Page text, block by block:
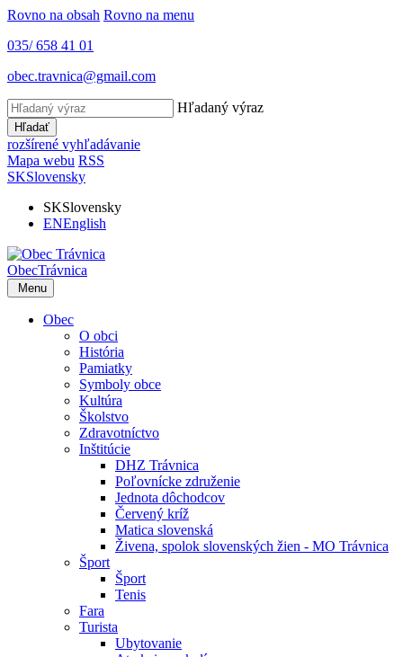
Rovno na obsah Rovno na menu
035/ 658 41 01
obec.travnica@gmail.com
Hľadaný výraz
Hľadať
rozšírené vyhľadávanie
Mapa webu RSS
SKSlovensky
SKSlovensky
ENEnglish
ObecTrávnica
Menu
Obec
O obci
História
Pamiatky
Symboly obce
Kultúra
Školstvo
Zdravotníctvo
Inštitúcie
DHZ Trávnica
Poľovnícke združenie
Jednota dôchodcov
Červený kríž
Matica slovenská
Živena, spolok slovenských žien - MO Trávnica
Šport
Šport
Tenis
Fara
Turista
Ubytovanie